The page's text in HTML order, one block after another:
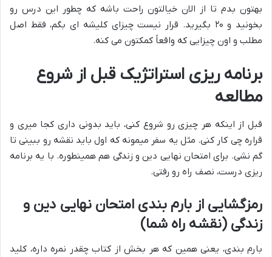
بهتون بدم تا از الان خیالتون راحت باشه که چطور این درس رو
بخونید و ۲۰ بگیرید. قرار نیست چیزای کلیشه ای بگم، فقط اصل
مطلب و اون چیزایی که واقعاً کمکتون می کنه.
برنامه ریزی استراتژیک قبل از شروع
مطالعه
قبل از اینکه هر چیزی رو شروع کنی، باید بدونی داری کجا میری و
قراره چی کار کنی. مثل یه سفر میمونه که اول باید نقشه رو ببینی تا
گم نشی. برای امتحان نهایی دین و زندگی هم همینطوره. با یه برنامه
ریزی درست، نصف راه رو رفتی.
رمزگشایی از بارم بندی امتحان نهایی دین و
زندگی (نقشه راه شما)
بارم بندی، یعنی همین که هر بخش از کتاب چقدر نمره داره، کلید